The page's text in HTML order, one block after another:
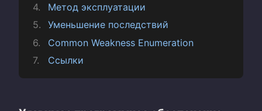
Метод эксплуатации
Уменьшение последствий
Common Weakness Enumeration
Ссылки